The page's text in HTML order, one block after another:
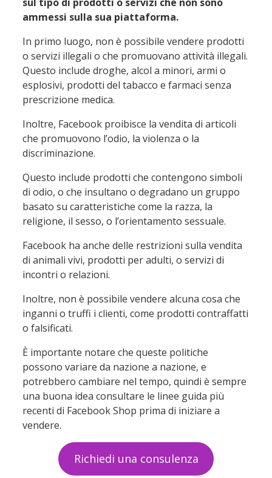
ammessi sulla sua piattaforma.
In primo luogo, non è possibile vendere prodotti
o servizi illegali o che promuovano attività illegali.
Questo include droghe, alcol a minori, armi o
esplosivi, prodotti del tabacco e farmaci senza
prescrizione medica.
Inoltre, Facebook proibisce la vendita di articoli
che promuovono l’odio, la violenza o la
discriminazione.
Questo include prodotti che contengono simboli
di odio, o che insultano o degradano un gruppo
basato su caratteristiche come la razza, la
religione, il sesso, o l’orientamento sessuale.
Facebook ha anche delle restrizioni sulla vendita
di animali vivi, prodotti per adulti, o servizi di
incontri o relazioni.
Inoltre, non è possibile vendere alcuna cosa che
inganni o truffi i clienti, come prodotti contraffatti
o falsificati.
È importante notare che queste politiche
possono variare da nazione a nazione, e
potrebbero cambiare nel tempo, quindi è sempre
una buona idea consultare le linee guida più
recenti di Facebook Shop prima di iniziare a
vendere.
Richiedi una consulenza